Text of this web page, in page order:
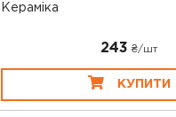
Кераміка
243 ₴/шт
КУПИТИ